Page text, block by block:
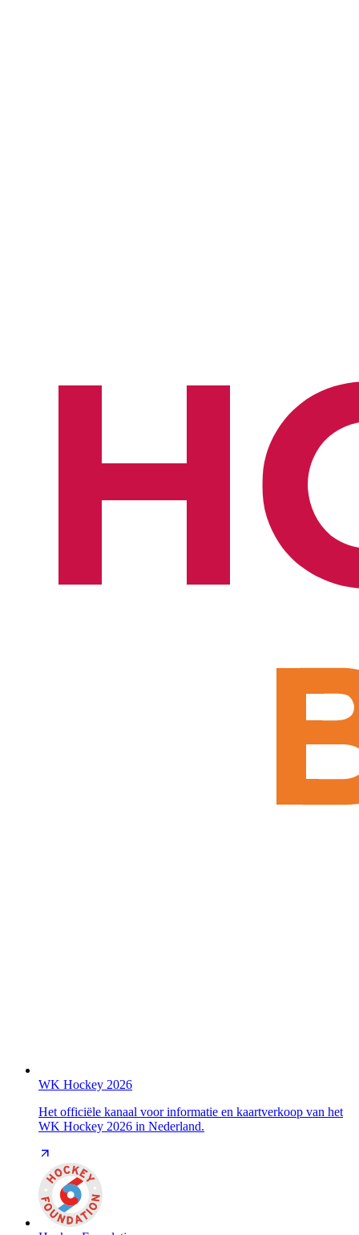
WK Hockey 2026
Het officiële kanaal voor informatie en kaartverkoop van het
WK Hockey 2026 in Nederland.